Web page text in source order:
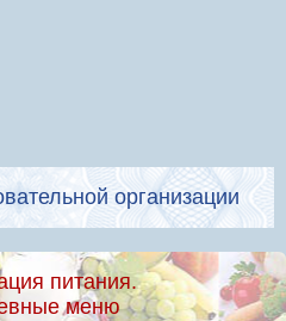
организации
питания.
меню